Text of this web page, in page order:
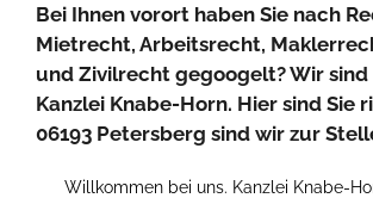
Bei Ihnen vorort haben Sie nach
Mietrecht, Arbeitsrecht,
und Zivilrecht gegoogelt? Wir sind
Kanzlei Knabe-Horn. Hier sind Sie
06193 Petersberg sind wir zur
Willkommen bei uns. Kanzlei Knabe-